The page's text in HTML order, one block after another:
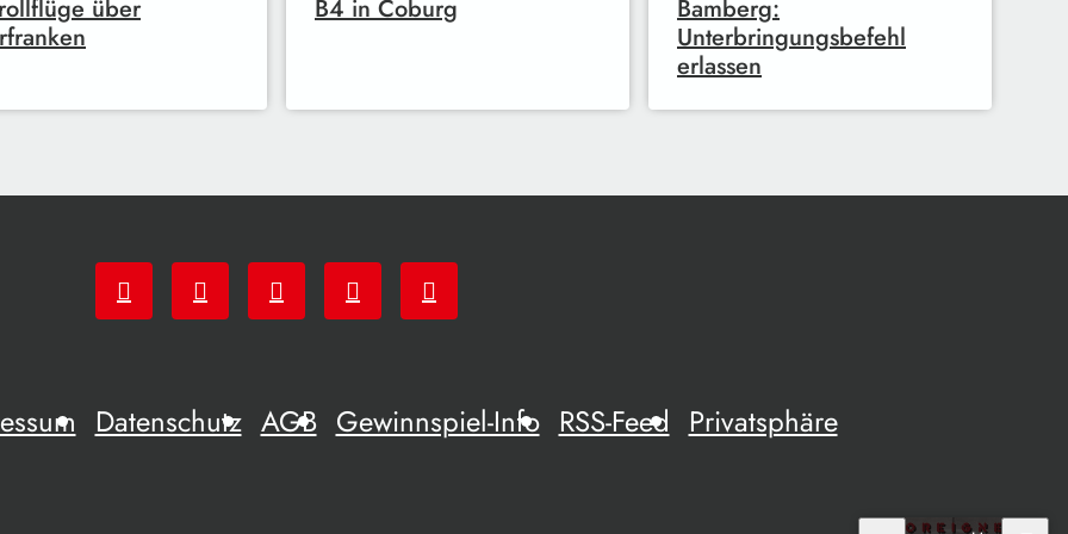
über
B4 in Coburg
Bamberg:
Unterbringungsbefehl
erlassen
Datenschutz AGB Gewinnspiel-Info RSS-Feed Privatsphäre